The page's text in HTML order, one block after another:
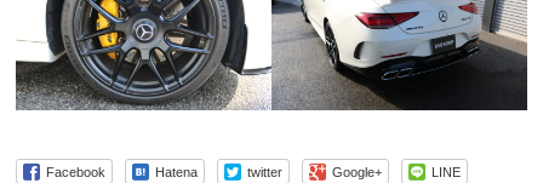
Facebook Hatena twitter Google+ LINE